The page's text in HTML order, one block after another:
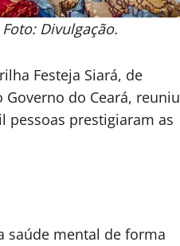
Divulgação.
Festeja Siará, de
do Ceará, reuniu
pessoas prestigiaram as
saúde mental de forma